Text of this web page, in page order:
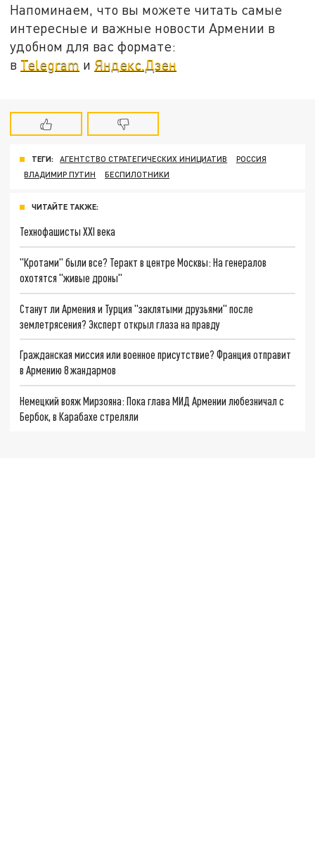
Напоминаем, что вы можете читать самые
интересные и важные новости Армении в
удобном для вас формате:
в Telegram и Яндекс.Дзен
ТЕГИ: АГЕНТСТВО СТРАТЕГИЧЕСКИХ ИНИЦИАТИВ
РОССИЯ
ВЛАДИМИР ПУТИН
БЕСПИЛОТНИКИ
ЧИТАЙТЕ ТАКЖЕ:
Технофашисты XXI века
"Кротами" были все? Теракт в центре Москвы: На генералов
охотятся "живые дроны"
Станут ли Армения и Турция "заклятыми друзьями" после
землетрясения? Эксперт открыл глаза на правду
Гражданская миссия или военное присутствие? Франция отправит
в Армению 8 жандармов
Немецкий вояж Мирзояна: Пока глава МИД Армении любезничал с
Бербок, в Карабахе стреляли